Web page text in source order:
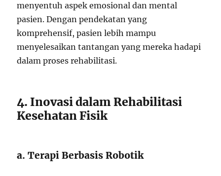
menyentuh aspek emosional dan mental
pasien. Dengan pendekatan yang
komprehensif, pasien lebih mampu
menyelesaikan tantangan yang mereka hadapi
dalam proses rehabilitasi.
4. Inovasi dalam Rehabilitasi
Kesehatan Fisik
a. Terapi Berbasis Robotik